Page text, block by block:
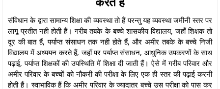
संविधान के द्वारा सामान्य शिक्षा की व्यवस्था तो हैं परन्तु यह व्यवस्था जमीनी स्तर पर
लागू प्रतीत नही होती हैं। गरीब तबके के बच्चे शासकीय विद्यालय, जहाँ शिक्षक तो
दूर की बात हैं, पर्याप्त संसाधन तक नही होते हैं, और अमीर तबके के बच्चे निजी
विद्यालय में अध्ययन करते हैं, जहाँ पर पर्याप्त संसाधन, आधुनिक उपकरणों के साथ
पढ़ाई, पर्याप्त शिक्षकों की उपस्थिति में शिक्षा दी जाती हैं। ऐसे में गरीब परिवार और
अमीर परिवार के बच्चों को नौकरी की परीक्षा के लिए एक ही स्तर की पढ़ाई करनी
होती हैं। स्वाभाविक हैं कि अमीर परिवार के ज्यादातर बच्चे उस परीक्षा को पास कर